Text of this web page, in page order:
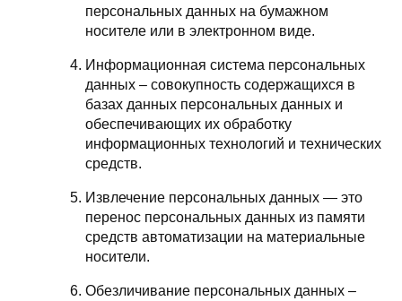
персональных данных на бумажном
носителе или в электронном виде.
Информационная система персональных
данных – совокупность содержащихся в
базах данных персональных данных и
обеспечивающих их обработку
информационных технологий и технических
средств.
Извлечение персональных данных — это
перенос персональных данных из памяти
средств автоматизации на материальные
носители.
Обезличивание персональных данных –